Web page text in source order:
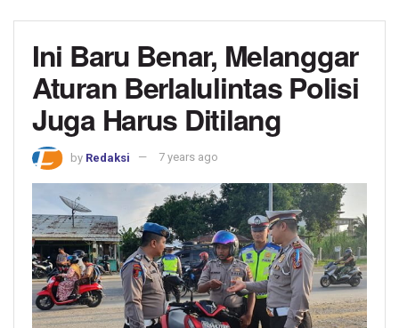
Ini Baru Benar, Melanggar
Aturan Berlalulintas Polisi
Juga Harus Ditilang
by Redaksi 7 years ago